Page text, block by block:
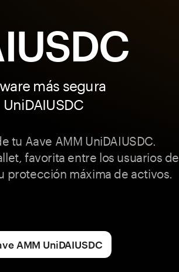
más segura
tu Aave AMM UniDAIUSDC.
favorita entre los usuarios de
protección máxima de activos.
AMM UniDAIUSDC